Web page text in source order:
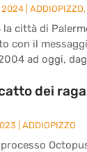
2024 ADDIOPIZZO,
la città di
con il
ad oggi,
dei
ADDIOPIZZO